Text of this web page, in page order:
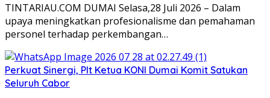
TINTARIAU.COM DUMAI Selasa,28 Juli 2026 – Dalam
upaya meningkatkan profesionalisme dan pemahaman
personel terhadap perkembangan…
Perkuat Sinergi, Plt Ketua KONI Dumai Komit Satukan
Seluruh Cabor